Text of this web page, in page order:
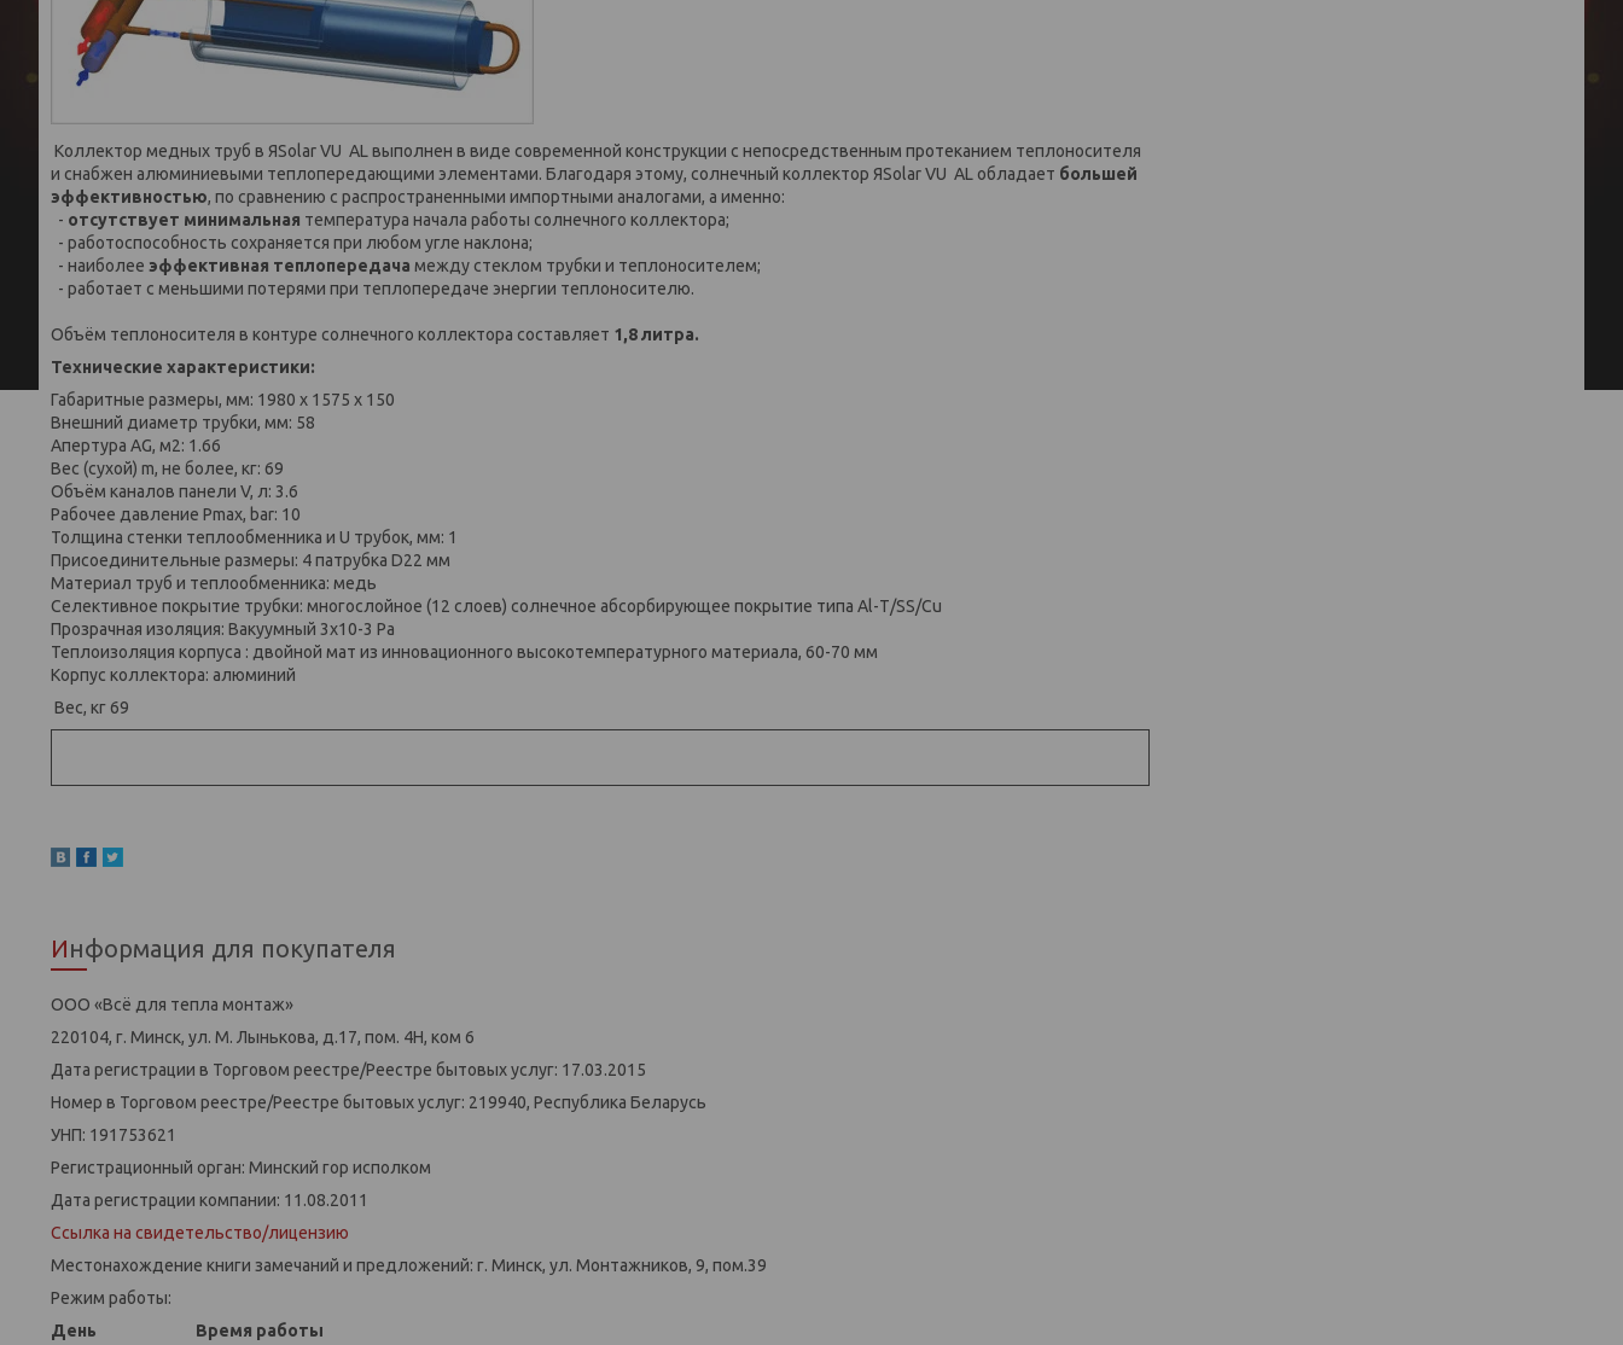
Коллектор медных труб в ЯSolar VU AL выполнен в виде современной конструкции с непосредственным протеканием теплоносителя
и снабжен алюминиевыми теплопередающими элементами. Благодаря этому, солнечный коллектор ЯSolar VU AL обладает большей
эффективностью, по сравнению с распространенными импортными аналогами, а именно:
- отсутствует минимальная температура начала работы солнечного коллектора;
- работоспособность сохраняется при любом угле наклона;
- наиболее эффективная теплопередача между стеклом трубки и теплоносителем;
- работает с меньшими потерями при теплопередаче энергии теплоносителю.
Объём теплоносителя в контуре солнечного коллектора составляет 1,8 литра.
Технические характеристики:
Габаритные размеры, мм: 1980 x 1575 х 150
Внешний диаметр трубки, мм: 58
Апертура AG, м2: 1.66
Вес (сухой) m, не более, кг: 69
Объём каналов панели V, л: 3.6
Рабочее давление Pmax, bar: 10
Толщина стенки теплообменника и U трубок, мм: 1
Присоединительные размеры: 4 патрубка D22 мм
Материал труб и теплообменника: медь
Селективное покрытие трубки: многослойное (12 слоев) солнечное абсорбирующее покрытие типа Al-Т/SS/Cu
Прозрачная изоляция: Вакуумный 3х10-3 Ра
Теплоизоляция корпуса : двойной мат из инновационного высокотемпературного материала, 60-70 мм
Корпус коллектора: алюминий
Вес, кг 69
Информация для покупателя
ООО «Всё для тепла монтаж»
220104, г. Минск, ул. М. Лынькова, д.17, пом. 4Н, ком 6
Дата регистрации в Торговом реестре/Реестре бытовых услуг: 17.03.2015
Номер в Торговом реестре/Реестре бытовых услуг: 219940, Республика Беларусь
УНП: 191753621
Регистрационный орган: Минский гор исполком
Дата регистрации компании: 11.08.2011
Ссылка на свидетельство/лицензию
Местонахождение книги замечаний и предложений: г. Минск, ул. Монтажников, 9, пом.39
Режим работы:
День
Время работы